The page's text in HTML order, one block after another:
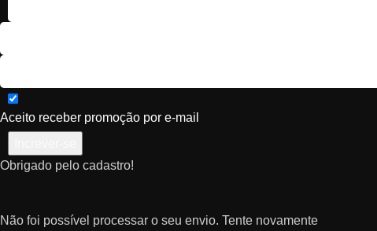
Aceito receber promoção por e-mail
Obrigado pelo cadastro!
Não foi possível processar o seu envio. Tente novamente